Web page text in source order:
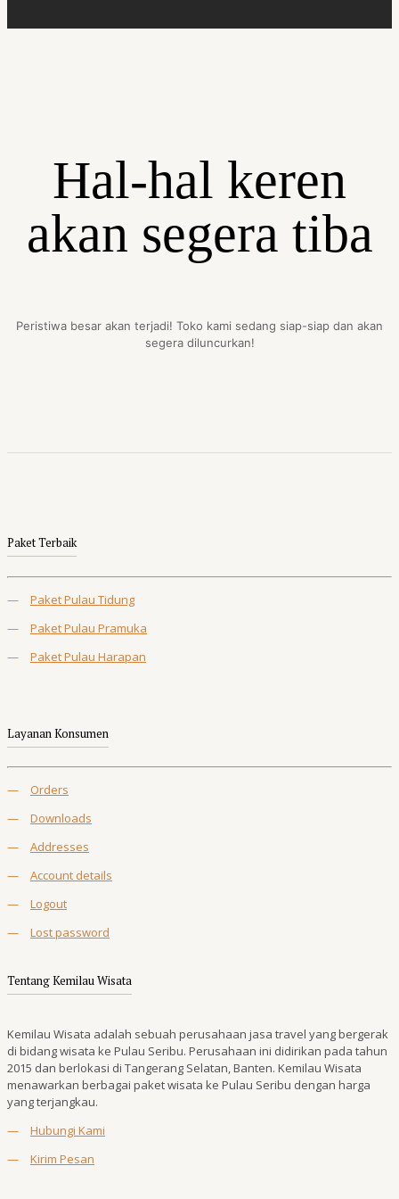
Hal-hal keren
akan segera tiba
Peristiwa besar akan terjadi! Toko kami sedang siap-siap dan akan
segera diluncurkan!
Paket Terbaik
—
Paket Pulau Tidung
—
Paket Pulau Pramuka
—
Paket Pulau Harapan
Layanan Konsumen
—
Orders
—
Downloads
—
Addresses
—
Account details
—
Logout
—
Lost password
Tentang Kemilau Wisata
Kemilau Wisata adalah sebuah perusahaan jasa travel yang bergerak
di bidang wisata ke Pulau Seribu. Perusahaan ini didirikan pada tahun
2015 dan berlokasi di Tangerang Selatan, Banten. Kemilau Wisata
menawarkan berbagai paket wisata ke Pulau Seribu dengan harga
yang terjangkau.
—
Hubungi Kami
—
Kirim Pesan